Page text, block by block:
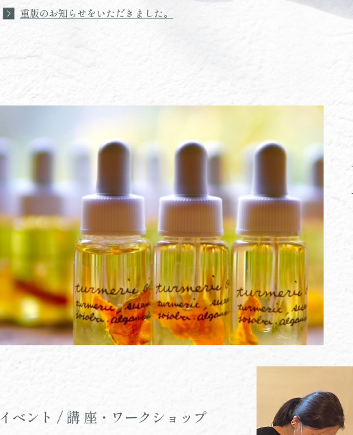
重版のお知らせをいただきました。
イベント / 講 座・ワークショップ